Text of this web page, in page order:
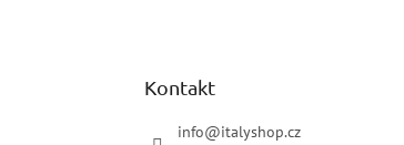
Kontakt
info@italyshop.cz